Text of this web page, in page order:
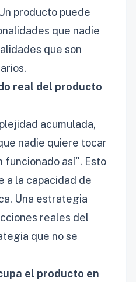
producto puede
que nadie
que son
real del producto
acumulada,
nadie quiere tocar
funcionado así". Esto
a la capacidad de
Una estrategia
reales del
que no se
el producto en